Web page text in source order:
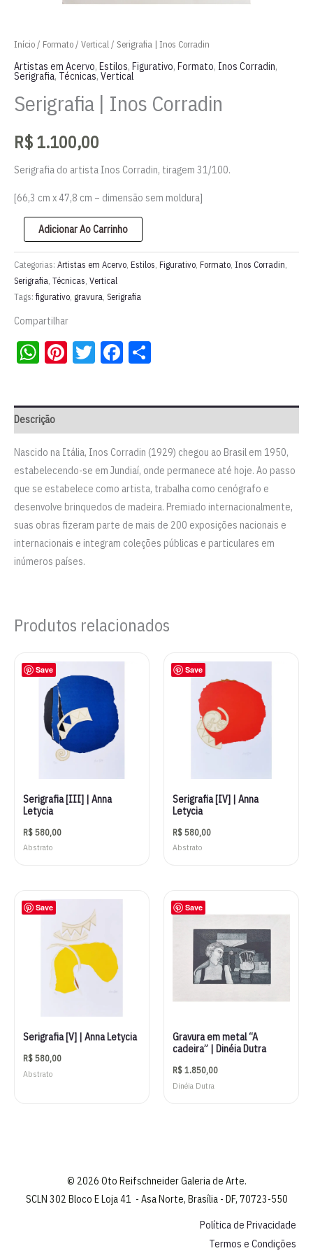
Início/ Formato/ Vertical/ Serigrafia | Inos Corradin
Artistas em Acervo, Estilos, Figurativo, Formato, Inos Corradin,
Serigrafia, Técnicas, Vertical
Serigrafia | Inos Corradin
R$1.100,00
Serigrafia do artista Inos Corradin, tiragem 31/100.
[66,3 cm x 47,8 cm – dimensão sem moldura]
Serigrafia
Inos
Corradin
quantidade
Adicionar Ao Carrinho
Categorias: Artistas em Acervo Estilos Figurativo Formato Inos Corradin
Serigrafia Técnicas Vertical
Tags: figurativo gravura Serigrafia
Compartilhar
WhatsApp
Pinterest
TwitterFacebook
Descrição
Nascido na Itália, Inos Corradin (1929) chegou ao Brasil em 1950,
estabelecendo-se em Jundiaí, onde permanece até hoje. Ao passo
que se estabelece como artista, trabalha como cenógrafo e
desenvolve brinquedos de madeira. Premiado internacionalmente,
suas obras fizeram parte de mais de 200 exposições nacionais e
internacionais e integram coleções públicas e particulares em
inúmeros países.
Produtos relacionados
Save
Serigrafia [III] | Anna
Letycia
R$580,00
Abstrato
Save
Serigrafia [IV] | Anna
Letycia
R$580,00
Abstrato
Save
Serigrafia [V] | Anna Letycia
R$580,00
Abstrato
Save
Gravura em metal “A
cadeira” | Dinéia Dutra
R$1.850,00
Dinéia Dutra
© 2026 Oto Reifschneider Galeria de Arte.
SCLN 302 Bloco E Loja 41 - Asa Norte, Brasília - DF, 70723-550
Política de Privacidade
Termos e Condições